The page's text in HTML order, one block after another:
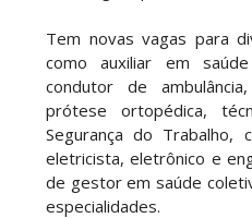
Tem novas vagas para
como auxiliar em
condutor de
prótese ortopédica,
Segurança do Trabalho,
eletricista, eletrônico e
de gestor em saúde
especialidades.